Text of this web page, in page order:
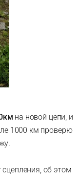
на новой цепи, и
1000 км проверю
об этом